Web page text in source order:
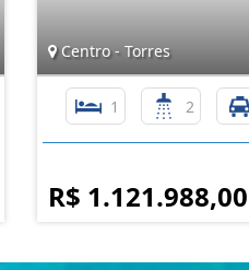
Centro - Torres
1 2
R$ 1.121.988,00